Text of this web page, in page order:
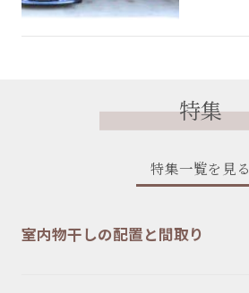
特集
特集一覧を見る
室内物干しの配置と間取り